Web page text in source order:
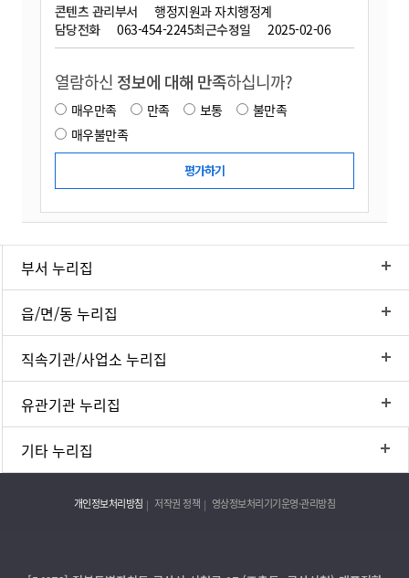
콘텐츠 관리부서
행정지원과 자치행정계
담당전화
063-454-2245최근수정일 2025-02-06
열람하신 정보에 대해 만족하십니까?
매우만족 만족 보통
불만족
매우불만족
부서 누리집
읍/면/동 누리집
직속기관/사업소 누리집
유관기관 누리집
기타 누리집
개인정보처리방침 저작권 정책 영상정보처리기기운영·관리방침